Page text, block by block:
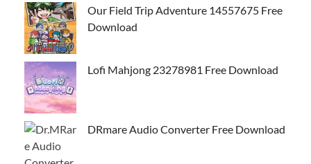
Our Field Trip Adventure 14557675 Free
Download
Lofi Mahjong 23278981 Free Download
DRmare Audio Converter Free Download